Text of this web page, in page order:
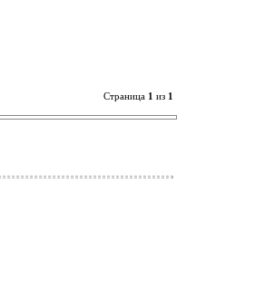
Страница 1 из 1